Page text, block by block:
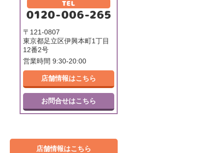
〒121-0807
東京都足立区伊興本町1丁目
12番2号
営業時間 9:30-20:00
店舗情報はこちら
お問合せはこちら
店舗情報はこちら